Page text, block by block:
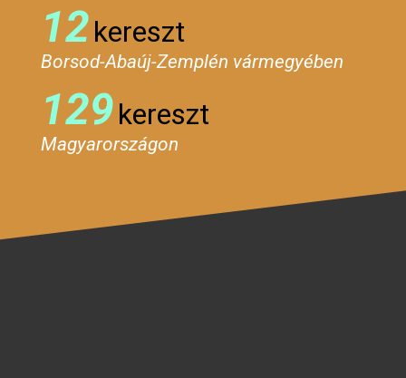
12kereszt
Borsod-Abaúj-Zemplén vármegyében
129kereszt
Magyarországon